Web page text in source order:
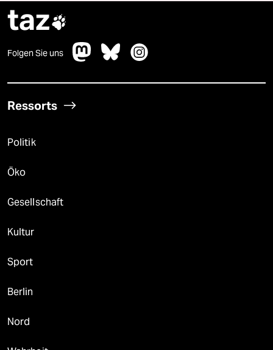
taz
Folgen Sie uns
Ressorts
Politik
Öko
Gesellschaft
Kultur
Sport
Berlin
Nord